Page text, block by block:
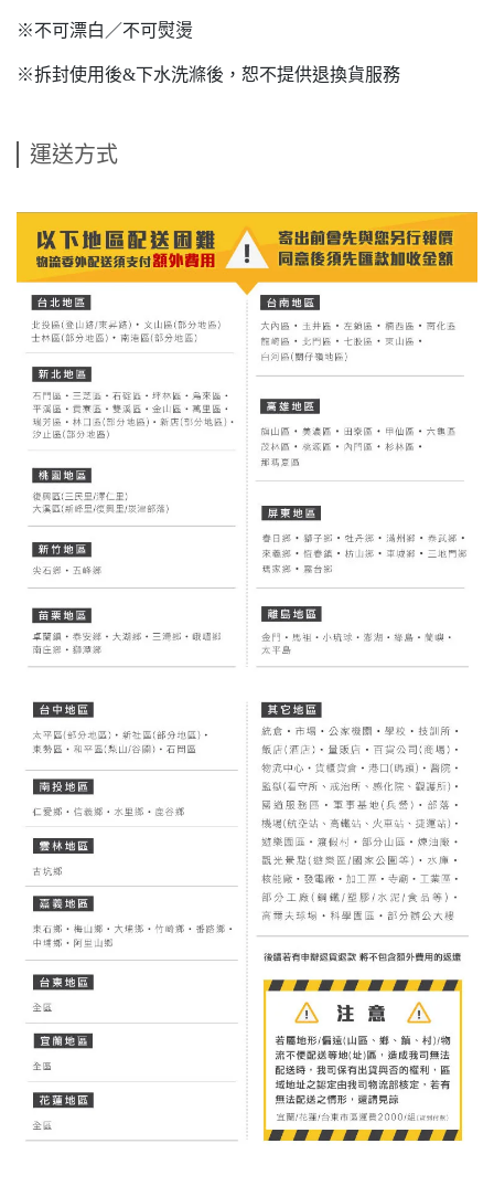
※不可漂白／不可熨燙
※拆封使用後&下水洗滌後，恕不提供退換貨服務
運送方式